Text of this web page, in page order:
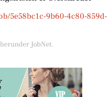
5e58bc1c-9b60-4c80-859d-
JobNet.